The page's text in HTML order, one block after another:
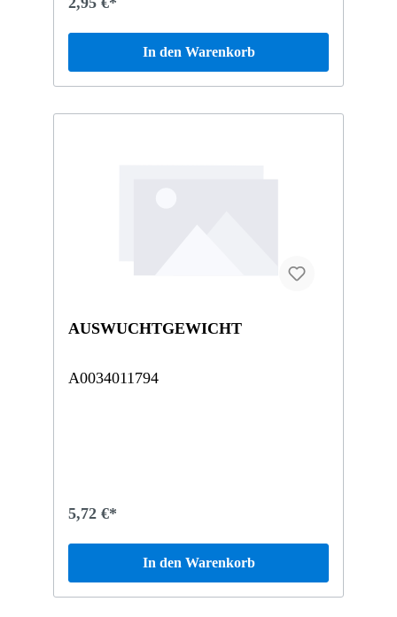
In den Warenkorb
AUSWUCHTGEWICHT
A0034011794
5,72 €*
In den Warenkorb